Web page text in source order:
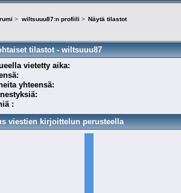
> wiltsuuu87:n profiili > Näytä tilastot
tilastot - wiltsuuu87
vietetty aika:
yhteensä:
:
viestien kirjoittelun perusteella